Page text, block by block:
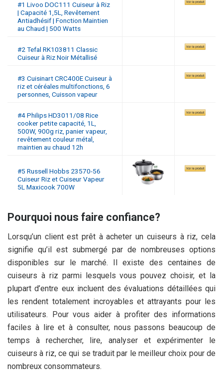
#1 Livoo DOC111 Cuiseur à Riz
| Capacité 1,5L, Revêtement
Antiadhésif | Fonction Maintien
au Chaud | 500 Watts
#2 Tefal RK103811 Classic
Cuiseur à Riz Noir Métallisé
#3 Cuisinart CRC400E Cuiseur à
riz et céréales multifonctions, 6
personnes, Cuisson vapeur
#4 Philips HD3011/08 Rice
cooker petite capacité, 1L,
500W, 900g riz, panier vapeur,
revêtement couleur métal,
maintien au chaud 12h
#5 Russell Hobbs 23570-56
Cuiseur Riz et Cuiseur Vapeur
5L Maxicook 700W
Pourquoi nous faire confiance?
Lorsqu’un client est prêt à acheter un cuiseurs à riz, cela
signifie qu’il est submergé par de nombreuses options
disponibles sur le marché. Il existe des centaines de
cuiseurs à riz parmi lesquels vous pouvez choisir, et la
plupart d’entre eux incluent des évaluations détaillées qui
les rendent totalement incroyables et attrayants pour les
utilisateurs. Pour vous aider à profiter des informations
faciles à lire et à consulter, nous passons beaucoup de
temps à rechercher, lire, analyser et expérimenter le
cuiseurs à riz, ce qui se traduit par le meilleur choix pour de
nombreux consommateurs.